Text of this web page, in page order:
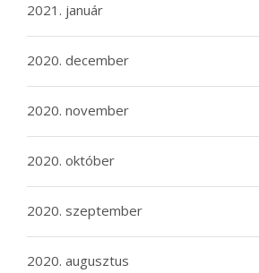
2021. január
2020. december
2020. november
2020. október
2020. szeptember
2020. augusztus